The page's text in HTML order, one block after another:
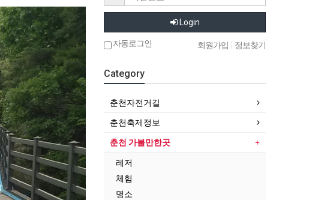
Login
자동로그인 회원가입 정보찾기
Category
춘천자전거길
춘천축제정보
춘천 가볼만한곳
레저
체험
명소